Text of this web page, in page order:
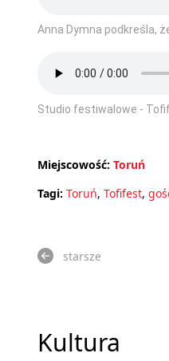
Anna Dymna podkreśla,
Studio festiwalowe -
Miejscowość: Toruń
Tagi: Toruń, Tofifest,
starsze
Kultura